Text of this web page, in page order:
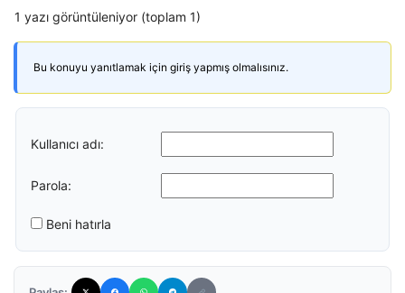
1 yazı görüntüleniyor (toplam 1)
Bu konuyu yanıtlamak için giriş yapmış olmalısınız.
Kullanıcı adı:
Parola:
Beni hatırla